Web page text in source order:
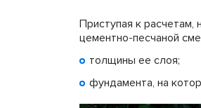
Приступая к расчетам,
цементно-песчаной
толщины ее слоя;
фундамента, на